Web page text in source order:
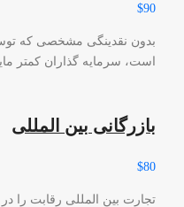
$90
بدون نقدینگی مشخصی که
است، سرمایه گذاران کمتر
بازرگانی بین المللی
$80
تجارت بین المللی رقابت را